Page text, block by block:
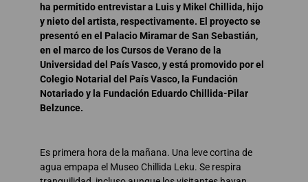
ha permitido entrevistar a Luis y Mikel Chillida, hijo
y nieto del artista, respectivamente. El proyecto se
presentó en el Palacio Miramar de San Sebastián,
en el marco de los Cursos de Verano de la
Universidad del País Vasco, y está promovido por el
Colegio Notarial del País Vasco, la Fundación
Notariado y la Fundación Eduardo Chillida-Pilar
Belzunce.
Es primera hora de la mañana. Una leve cortina de
agua empapa el Museo Chillida Leku. Se respira